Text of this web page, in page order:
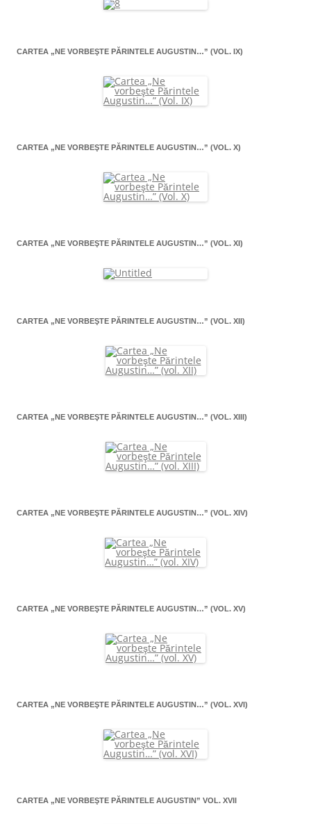
CARTEA „NE VORBEŞTE PĂRINTELE AUGUSTIN…” (VOL. IX)
CARTEA „NE VORBEŞTE PĂRINTELE AUGUSTIN…” (VOL. X)
CARTEA „NE VORBEŞTE PĂRINTELE AUGUSTIN…” (VOL. XI)
CARTEA „NE VORBEŞTE PĂRINTELE AUGUSTIN…” (VOL. XII)
CARTEA „NE VORBEŞTE PĂRINTELE AUGUSTIN…” (VOL. XIII)
CARTEA „NE VORBEŞTE PĂRINTELE AUGUSTIN…” (VOL. XIV)
CARTEA „NE VORBEŞTE PĂRINTELE AUGUSTIN…” (VOL. XV)
CARTEA „NE VORBEŞTE PĂRINTELE AUGUSTIN…” (VOL. XVI)
CARTEA „NE VORBEŞTE PĂRINTELE AUGUSTIN” VOL. XVII